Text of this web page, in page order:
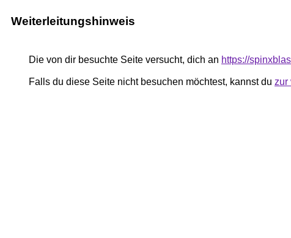
Weiterleitungshinweis
Die von dir besuchte Seite versucht, dich an https://
Falls du diese Seite nicht besuchen möchtest, kannst du zur